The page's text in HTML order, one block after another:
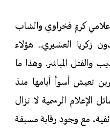
كريم فخراوي والشاب
زكريا العشيري.. هؤلاء
والقتل المباشر. وهذا ما
تعيش أسوأ أيامها منذ
الإعلام الرسمية لا تزال
مع وجود رقابة مسبقة